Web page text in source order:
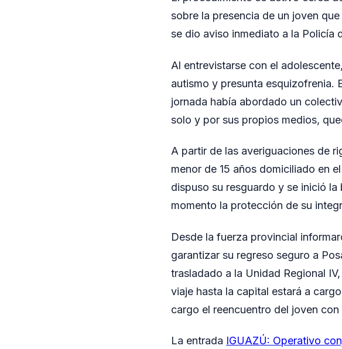
sobre la presencia de un joven
se dio aviso inmediato a la Policía
Al entrevistarse con el
autismo y presunta esquizofrenia.
jornada había abordado un
solo y por sus propios medios,
A partir de las averiguaciones de
menor de 15 años domiciliado en
dispuso su resguardo y se inició
momento la protección de su
Desde la fuerza provincial
garantizar su regreso seguro a
trasladado a la Unidad Regional
viaje hasta la capital estará a
cargo el reencuentro del joven con
La entrada IGUAZÚ: Operativo